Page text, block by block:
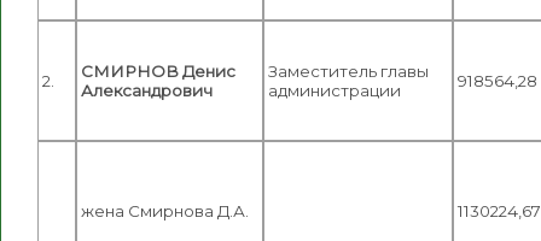
2.
СМИРНОВ Денис
Александрович
Заместитель главы
администрации
918564,28
жена Смирнова Д.А. 1130224,67